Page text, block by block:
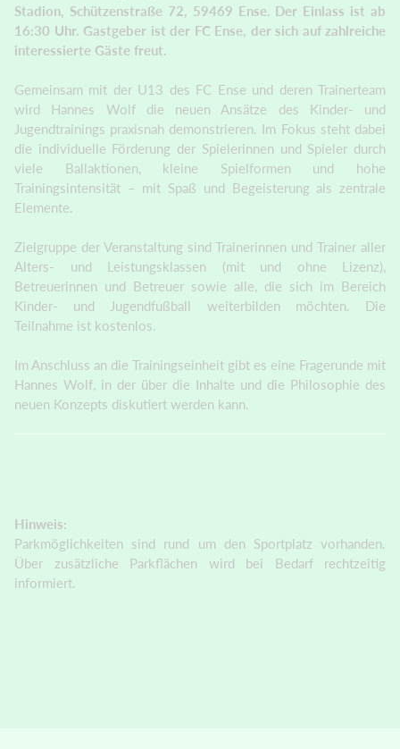
Stadion, Schützenstraße 72, 59469 Ense. Der Einlass ist ab
16:30 Uhr. Gastgeber ist der FC Ense, der sich auf zahlreiche
interessierte Gäste freut.
Gemeinsam mit der U13 des FC Ense und deren Trainerteam
wird Hannes Wolf die neuen Ansätze des Kinder- und
Jugendtrainings praxisnah demonstrieren. Im Fokus steht dabei
die individuelle Förderung der Spielerinnen und Spieler durch
viele Ballaktionen, kleine Spielformen und hohe
Trainingsintensität – mit Spaß und Begeisterung als zentrale
Elemente.
Zielgruppe der Veranstaltung sind Trainerinnen und Trainer aller
Alters- und Leistungsklassen (mit und ohne Lizenz),
Betreuerinnen und Betreuer sowie alle, die sich im Bereich
Kinder- und Jugendfußball weiterbilden möchten. Die
Teilnahme ist kostenlos.
Im Anschluss an die Trainingseinheit gibt es eine Fragerunde mit
Hannes Wolf, in der über die Inhalte und die Philosophie des
neuen Konzepts diskutiert werden kann.
Hinweis:
Parkmöglichkeiten sind rund um den Sportplatz vorhanden.
Über zusätzliche Parkflächen wird bei Bedarf rechtzeitig
informiert.